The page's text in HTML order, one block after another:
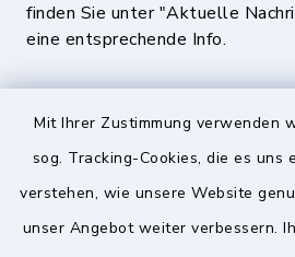
Mit Ihrer Zustimmung verwenden
sog. Tracking-Cookies, die es uns
verstehen, wie unsere Website
unser Angebot weiter verbessern.
finden Sie unter "Aktuelle
eine entsprechende Info.
Quicklinks
BayernPortal
Landratsamt München